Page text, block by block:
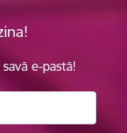
e-pastā!